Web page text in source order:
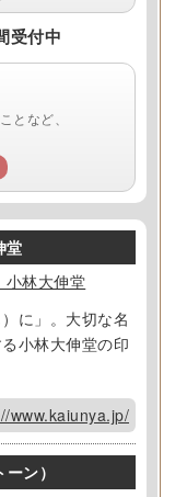
受付中
となど、
堂
に」。大切な名
小林大伸堂の印
www.kaiunya.jp/
ン）